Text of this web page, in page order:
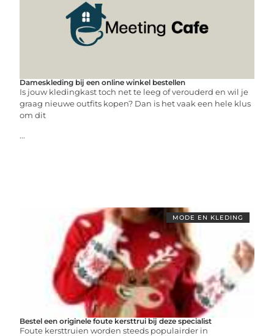
Dameskleding bij een online winkel bestellen
Is jouw kledingkast toch net te leeg of verouderd en wil je
graag nieuwe outfits kopen? Dan is het vaak een hele klus
om dit
...
MODE EN KLEDING
Bestel een originele foute kersttrui bij deze specialist
Foute kersttruien worden steeds populairder in